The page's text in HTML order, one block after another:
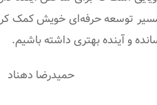
مسیر توسعه حرفه‌ای خویش کمک
و آینده بهتری داشته باشیم.
حمیدرضا دهناد